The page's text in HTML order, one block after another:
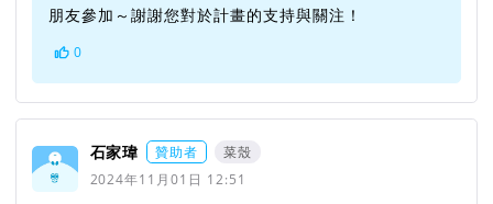
朋友參加～謝謝您對於計畫的支持與關注！
0
石家瑋 贊助者
菜殼
2024年11月01日 12:51